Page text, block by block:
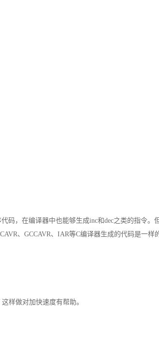
码，在编译器中也能够生成inc和dec之类的指令。
、GCCAVR、IAR等C编译器生成的代码是一样
样做对加快速度有帮助。